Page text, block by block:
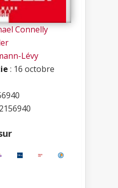
Connelly
Lévy
: 16 octobre